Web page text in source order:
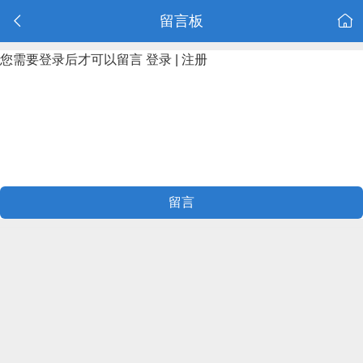
留言板
您需要登录后才可以留言 登录 注册
留言